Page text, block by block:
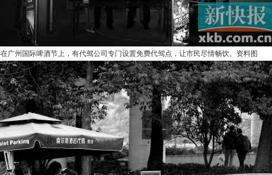
在广州国际啤酒节上，有代驾公司专门设置免费代驾点，让市民尽情畅饮。资料图